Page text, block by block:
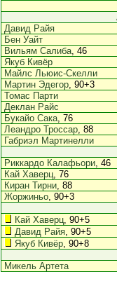
Давид Райя
Бен Уайт
Вильям Салиба, 46
Якуб Кивёр
Майлс Льюис-Скелли
Мартин Эдегор, 90+3
Томас Парти
Деклан Райс
Букайо Сака, 76
Леандро Троссар, 88
Габриэл Мартинелли
Риккардо Калафьори, 46
Кай Хаверц, 76
Киран Тирни, 88
Жоржиньо, 90+3
Кай Хаверц, 90+5
Давид Райя, 90+5
Якуб Кивёр, 90+8
Микель Артета